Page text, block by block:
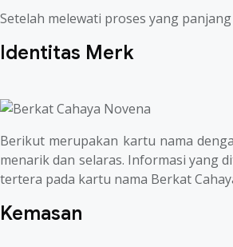
Setelah melewati proses yang
Identitas Merk
Berikut merupakan kartu nama
menarik dan selaras. Informasi yang
tertera pada kartu nama Berkat
Kemasan